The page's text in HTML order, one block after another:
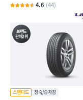
4.6 (44)
브랜드
판매2위